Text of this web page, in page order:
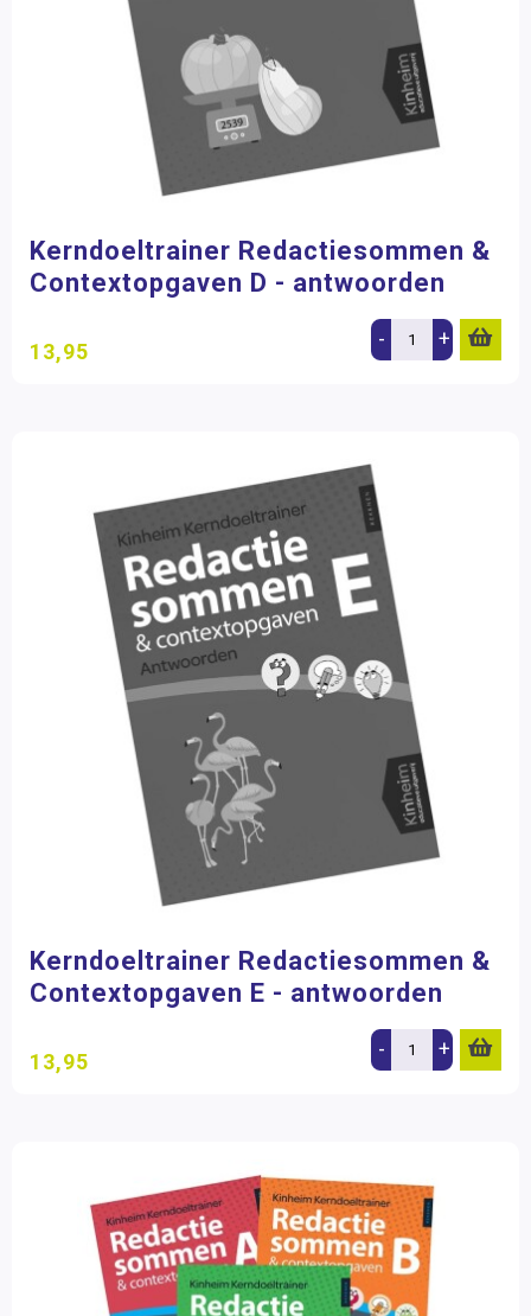
Kerndoeltrainer Redactiesommen &
Contextopgaven D - antwoorden
13,95 - +
Kerndoeltrainer Redactiesommen &
Contextopgaven E - antwoorden
13,95 - +